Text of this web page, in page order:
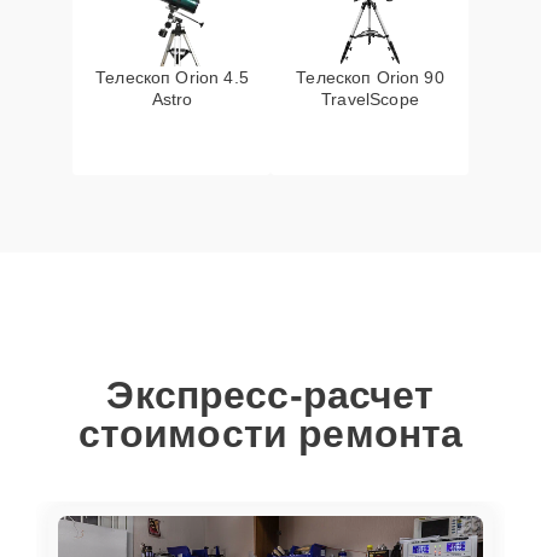
Телескоп Orion 4.5
Astro
Телескоп Orion 90
TravelScope
Экспресс-расчет
стоимости ремонта